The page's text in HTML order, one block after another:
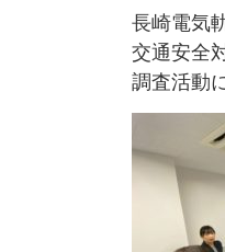
長崎電気
交通安全
調査活動